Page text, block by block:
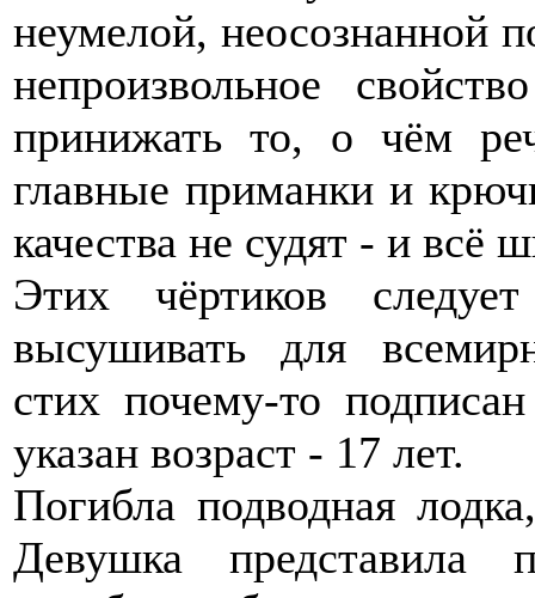
неумелой, неосознанной
непроизвольное
принижать то, о чём
главные приманки и
качества не судят - и всё
Этих чёртиков
высушивать для
стих почему-то
указан возраст - 17 лет.
Погибла подводная
Девушка представила